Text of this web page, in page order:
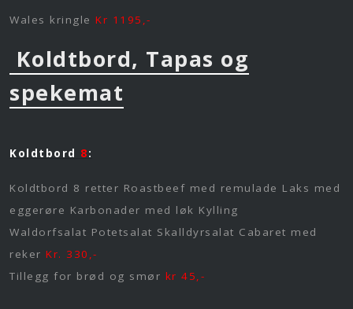
Wales kringle Kr 1195,-
Koldtbord, Tapas og
spekemat
Koldtbord 8:
Koldtbord 8 retter Roastbeef med remulade Laks med
eggerøre Karbonader med løk Kylling
Waldorfsalat Potetsalat Skalldyrsalat Cabaret med
reker Kr. 330,-
Tillegg for brød og smør kr 45,-